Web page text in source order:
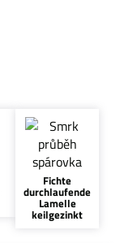
Fichte
durchlaufende
Lamelle
keilgezinkt